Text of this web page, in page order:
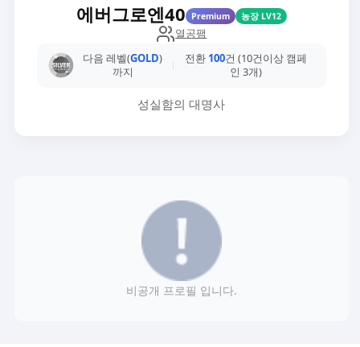
에버그로엔40 Premium 농장 LV12
열공팸
다음 레벨(GOLD)
까지
전환 100건 (10건이상 캠페
인 3개)
성실함의 대명사
비공개 프로필 입니다.